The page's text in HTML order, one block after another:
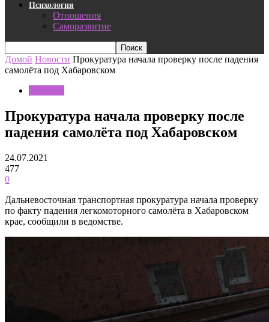
Психология
Отношения
Саморазвитие
Домой Новости Прокуратура начала проверку после падения
самолёта под Хабаровском
Прокуратура начала проверку после
падения самолёта под Хабаровском
24.07.2021
477
0
Дальневосточная транспортная прокуратура начала проверку
по факту падения легкомоторного самолёта в Хабаровском
крае, сообщили в ведомстве.